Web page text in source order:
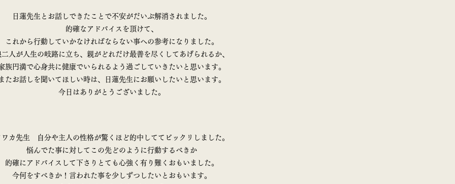
日蓮先生とお話しできたことで不安がだいぶ解消されました。
的確なアドバイスを頂けて、
これから行動していかなければならない事への参考になりました。
二人が人生の岐路に立ち、親がどれだけ最善を尽くしてあげられるか、
族円満で心身共に健康でいられるよう過ごしていきたいと思います。
たお話しを聞いてほしい時は、日蓮先生にお願いしたいと思います。
今日はありがとうございました。
ワカ先生 自分や主人の性格が驚くほど的中しててビックリしました。
悩んでた事に対してこの先どのように行動するべきか
的確にアドバイスして下さりとても心強く有り難くおもいました。
今何をすべきか！言われた事を少しずつしたいとおもいます。